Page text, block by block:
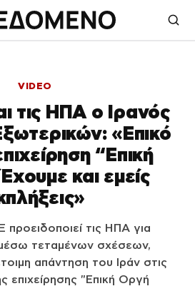
VIDEO
τις ΗΠΑ ο Ιρανός
«Επικό
“Επική
και εμείς
τις ΗΠΑ για
μέσω τεταμένων σχέσεων,
απάντηση του Ιράν στις
επιχείρησης "Επική Οργή